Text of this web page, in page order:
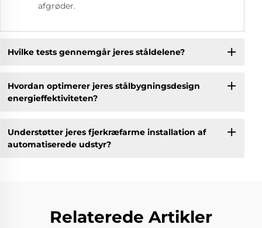
afgrøder.
Hvilke tests gennemgår jeres ståldelene?
Hvordan optimerer jeres stålbygningsdesign
energieffektiviteten?
Understøtter jeres fjerkræfarme installation af
automatiserede udstyr?
Relaterede Artikler